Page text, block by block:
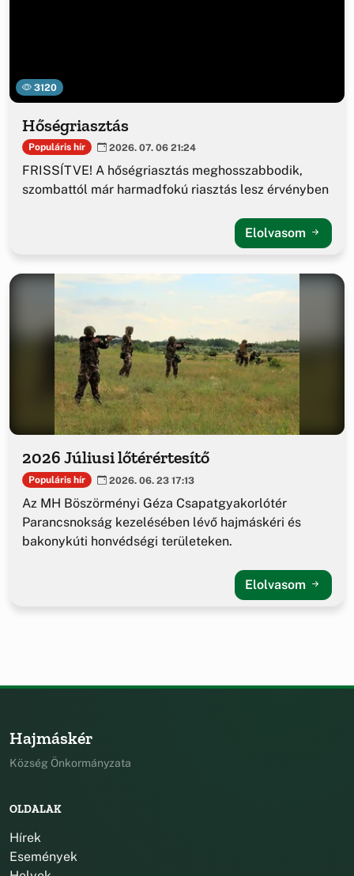
3120
Hőségriasztás
Populáris hír 2026. 07. 06 21:24
FRISSÍTVE! A hőségriasztás meghosszabbodik,
szombattól már harmadfokú riasztás lesz érvényben
Elolvasom
2026 Júliusi lőtérértesítő
Populáris hír 2026. 06. 23 17:13
Az MH Böszörményi Géza Csapatgyakorlótér
Parancsnokság kezelésében lévő hajmáskéri és
bakonykúti honvédségi területeken.
Elolvasom
Hajmáskér
Község Önkormányzata
OLDALAK
Hírek
Események